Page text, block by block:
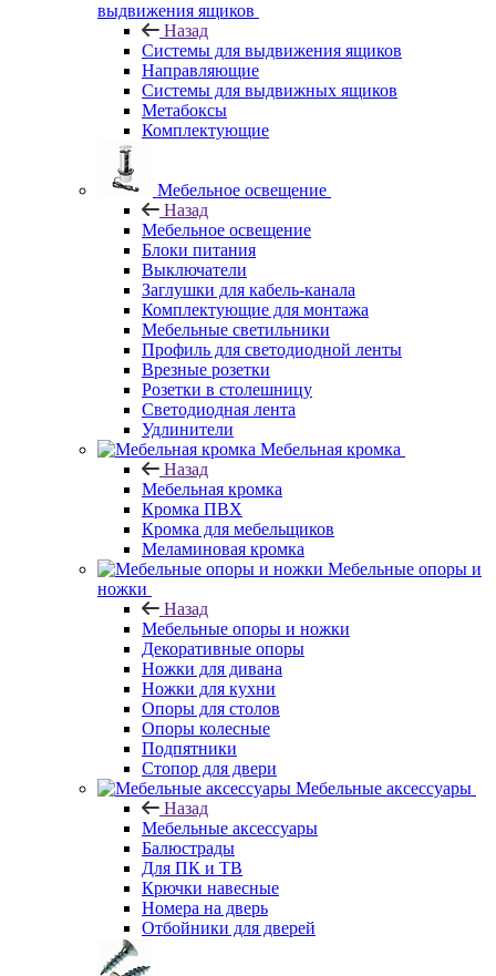
выдвижения ящиков
Назад
Системы для выдвижения ящиков
Направляющие
Системы для выдвижных ящиков
Метабоксы
Комплектующие
Мебельное освещение
Назад
Мебельное освещение
Блоки питания
Выключатели
Заглушки для кабель-канала
Комплектующие для монтажа
Мебельные светильники
Профиль для светодиодной ленты
Врезные розетки
Розетки в столешницу
Светодиодная лента
Удлинители
Мебельная кромка
Назад
Мебельная кромка
Кромка ПВХ
Кромка для мебельщиков
Меламиновая кромка
Мебельные опоры и
ножки
Назад
Мебельные опоры и ножки
Декоративные опоры
Ножки для дивана
Ножки для кухни
Опоры для столов
Опоры колесные
Подпятники
Стопор для двери
Мебельные аксессуары
Назад
Мебельные аксессуары
Балюстрады
Для ПК и ТВ
Крючки навесные
Номера на дверь
Отбойники для дверей